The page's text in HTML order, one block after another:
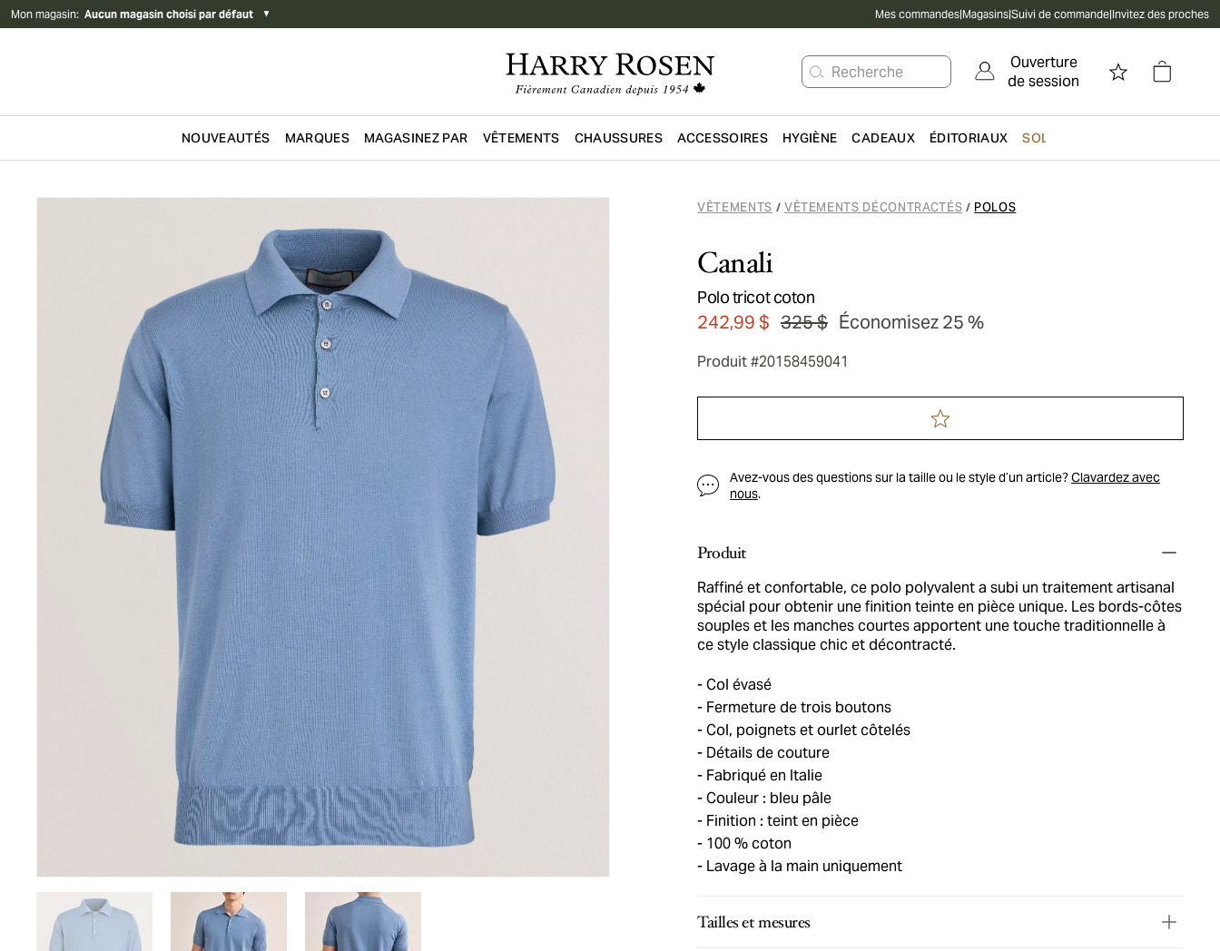
Mon magasin: Aucun magasin choisi par défaut ▼ Mes commandes|Magasins|Suivi de commande|Invitez des proches
Recherche
Ouverture
de session
Passer au contenu principal
NOUVEAUTÉS MARQUES MAGASINEZ PAR VÊTEMENTS CHAUSSURES ACCESSOIRES HYGIÈNE CADEAUX ÉDITORIAUX SOLDES
VÊTEMENTS / VÊTEMENTS DÉCONTRACTÉS / POLOS
Canali
Polo tricot coton
242,99 $ 325 $ Économisez 25 %
Produit #20158459041
Avez-vous des questions sur la taille ou le style d’un article?Clavardez avec
nous.
Produit
Raffiné et confortable, ce polo polyvalent a subi un traitement artisanal
spécial pour obtenir une finition teinte en pièce unique. Les bords-côtes
souples et les manches courtes apportent une touche traditionnelle à
ce style classique chic et décontracté.
Col évasé
Fermeture de trois boutons
Col, poignets et ourlet côtelés
Détails de couture
Fabriqué en Italie
Couleur : bleu pâle
Finition : teint en pièce
100 % coton
Lavage à la main uniquement
Tailles et mesures